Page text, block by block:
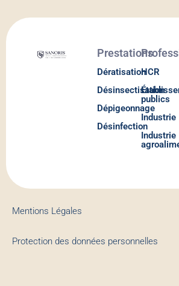
Prestations
Dératisation
Désinsectisation
Dépigeonnage
Désinfection
HCR
publics
Industrie
Industrie
Mentions Légales
Protection des données personnelles